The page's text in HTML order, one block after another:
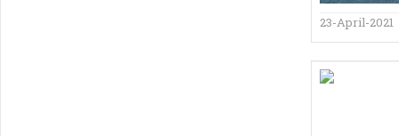
23-April-2021